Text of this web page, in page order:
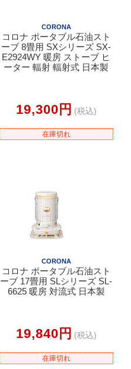
CORONA
コロナ ポータブル石油スト
ーブ 8畳用 SXシリーズ SX-
E2924WY 暖房 ストーブ ヒ
ーター 輻射 輻射式 日本製
19,300円 (税込)
在庫切れ
CORONA
コロナ ポータブル石油スト
ーブ 17畳用 SLシリーズ SL-
6625 暖房 対流式 日本製
19,840円 (税込)
在庫切れ